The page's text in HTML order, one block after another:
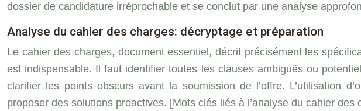
dossier de candidature irréprochable et se conclut par une analyse
Analyse du cahier des charges: décryptage et préparation
Le cahier des charges, document essentiel, décrit précisément les
est indispensable. Il faut identifier toutes les clauses ambiguës ou
clarifier les points obscurs avant la soumission de l’offre. L’utilisation
proposer des solutions proactives. [Mots clés liés à l’analyse du cahier des